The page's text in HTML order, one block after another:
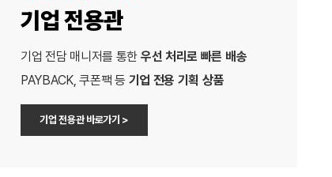
기업 전용관
기업 전담 매니저를 통한 우선 처리로 빠른 배송
PAYBACK, 쿠폰팩 등 기업 전용 기획 상품
기업 전용관 바로가기 >